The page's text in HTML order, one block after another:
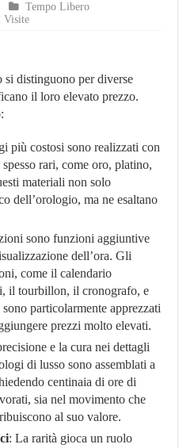
trapanese
Incidente Stradale
ratti di Work Services
Residence De Sio
– Lista Aggiornata 2024
Tempo Libero
Visite
distinguono per diverse
il loro elevato prezzo.
più costosi sono realizzati con
rari, come oro, platino,
materiali non solo
dell’orologio, ma ne esaltano
sono funzioni aggiuntive
dell’ora. Gli
come il calendario
il tourbillon, il cronografo, e
particolarmente apprezzati
prezzi molto elevati.
e la cura nei dettagli
di lusso sono assemblati a
centinaia di ore di
sia nel movimento che
al suo valore.
: La rarità gioca un ruolo